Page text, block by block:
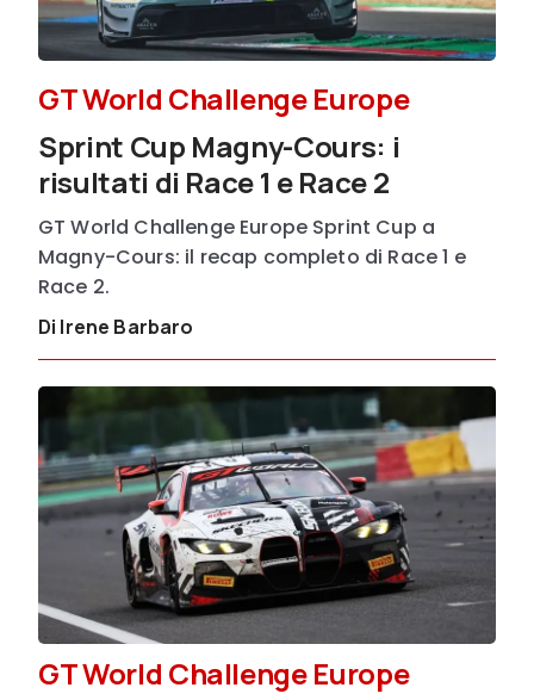
GT World Challenge Europe
Sprint Cup Magny-Cours: i
risultati di Race 1 e Race 2
GT World Challenge Europe Sprint Cup a
Magny-Cours: il recap completo di Race 1 e
Race 2.
Di Irene Barbaro
GT World Challenge Europe